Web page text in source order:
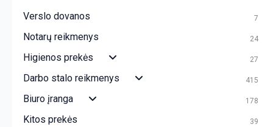
Verslo dovanos 7
Notarų reikmenys 24
Higienos prekės 27
Darbo stalo reikmenys 415
Biuro įranga 178
Kitos prekės 39